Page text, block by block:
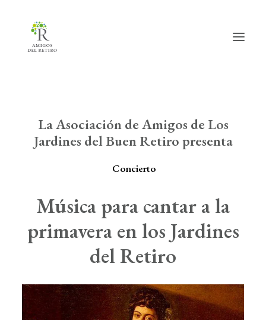
Inicio
Hazte amig@
Actividades
Info útil
La Asociación
Boletín de Noticias
Contacto
La Asociación de Amigos de Los
Jardines del Buen Retiro presenta
Concierto
Música para cantar a la
primavera en los Jardines
del Retiro